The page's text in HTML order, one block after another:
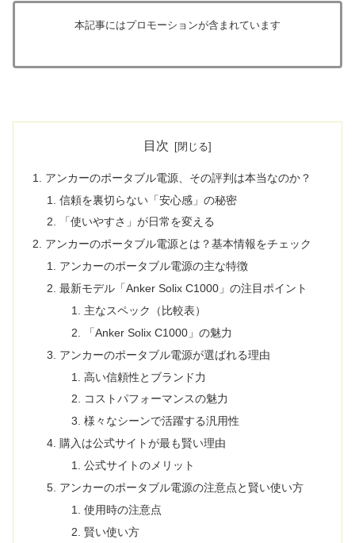
本記事にはプロモーションが含まれています
目次
アンカーのポータブル電源、その評判は本当なのか？
信頼を裏切らない「安心感」の秘密
「使いやすさ」が日常を変える
アンカーのポータブル電源とは？基本情報をチェック
アンカーのポータブル電源の主な特徴
最新モデル「Anker Solix C1000」の注目ポイント
主なスペック（比較表）
「Anker Solix C1000」の魅力
アンカーのポータブル電源が選ばれる理由
高い信頼性とブランド力
コストパフォーマンスの魅力
様々なシーンで活躍する汎用性
購入は公式サイトが最も賢い理由
公式サイトのメリット
アンカーのポータブル電源の注意点と賢い使い方
使用時の注意点
賢い使い方